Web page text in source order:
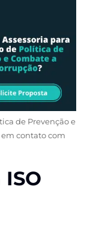
de Prevenção e
em contato com